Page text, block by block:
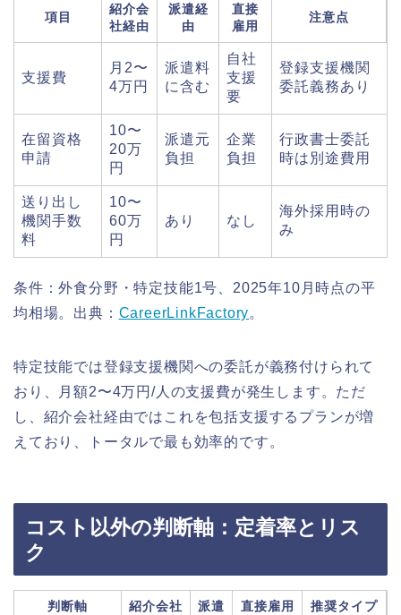
項目
紹介会
社経由
派遣経
由
直接
雇用
注意点
支援費
月2〜
4万円
派遣料
に含む
自社
支援
要
登録支援機関
委託義務あり
在留資格
申請
10〜
20万
円
派遣元
負担
企業
負担
行政書士委託
時は別途費用
送り出し
機関手数
料
10〜
60万
円
あり なし
海外採用時の
み
条件：外食分野・特定技能1号、2025年10月時点の平
均相場。出典： CareerLinkFactory。
特定技能では登録支援機関への委託が義務付けられて
おり、月額2〜4万円/人の支援費が発生します。ただ
し、紹介会社経由ではこれを包括支援するプランが増
えており、トータルで最も効率的です。
コスト以外の判断軸：定着率とリス
ク
判断軸 紹介会社 派遣 直接雇用 推奨タイプ